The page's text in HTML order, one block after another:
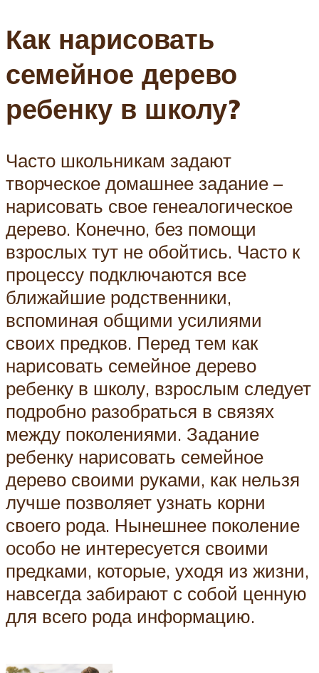
Как нарисовать
семейное дерево
ребенку в школу?
Часто школьникам задают
творческое домашнее задание –
нарисовать свое генеалогическое
дерево. Конечно, без помощи
взрослых тут не обойтись. Часто к
процессу подключаются все
ближайшие родственники,
вспоминая общими усилиями
своих предков. Перед тем как
нарисовать семейное дерево
ребенку в школу, взрослым следует
подробно разобраться в связях
между поколениями. Задание
ребенку нарисовать семейное
дерево своими руками, как нельзя
лучше позволяет узнать корни
своего рода. Нынешнее поколение
особо не интересуется своими
предками, которые, уходя из жизни,
навсегда забирают с собой ценную
для всего рода информацию.